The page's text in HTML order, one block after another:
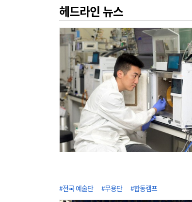
헤드라인 뉴스
#전국 예술단 #무용단 #합동캠프